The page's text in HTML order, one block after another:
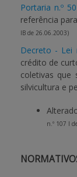
Portaria n.º
referência
IB de 26.06.2003)
Decreto - Lei
crédito de
coletivas que
silvicultura e
n.º 107 I